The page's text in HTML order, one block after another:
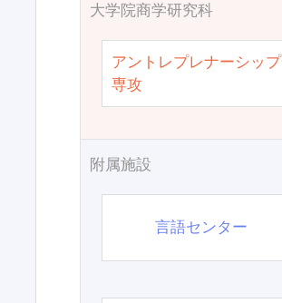
大学院商学研究科
アントレプレナーシップ
専攻
附属施設
言語センター